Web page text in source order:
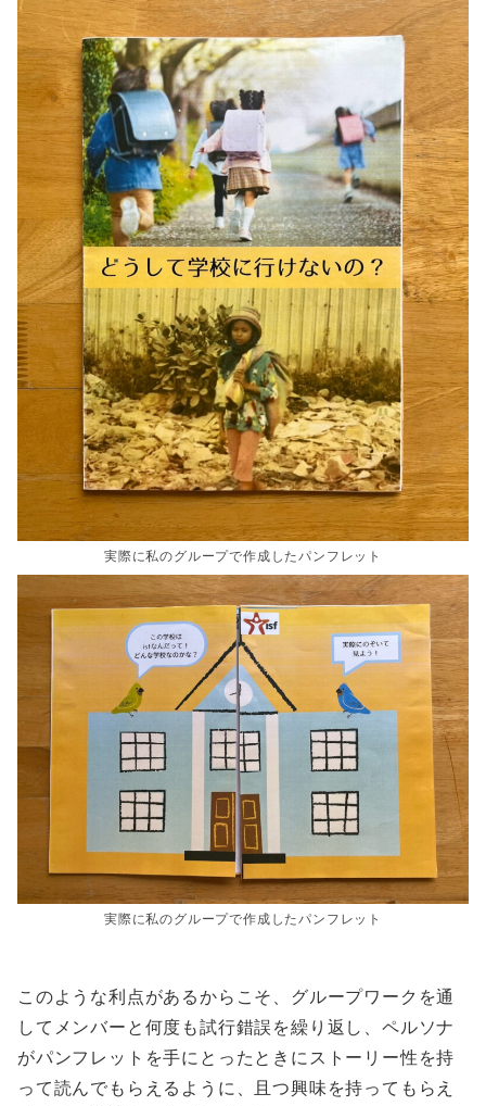
実際に私のグループで作成したパンフレット
実際に私のグループで作成したパンフレット
このような利点があるからこそ、グループワークを通
してメンバーと何度も試行錯誤を繰り返し、ペルソナ
がパンフレットを手にとったときにストーリー性を持
って読んでもらえるように、且つ興味を持ってもらえ